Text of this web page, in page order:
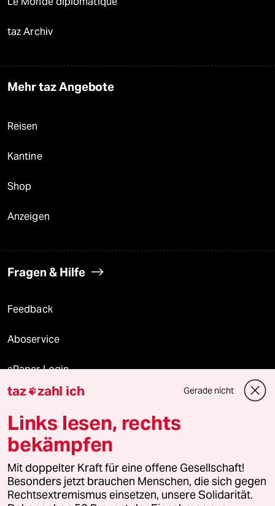
taz Archiv
Mehr taz Angebote
Reisen
Kantine
Shop
Anzeigen
Fragen & Hilfe
Feedback
Aboservice
ePaper Login
Downloads für Abonnierende
© 2026 taz Verlags und Vertriebs GmbH
Alle Rechte vorbehalten. Bei rechtlichen Fragen oder für Genehmigungen
wenden Sie sich bitte an
lizenzen@taz.de
taz zahl ich Gerade nicht
Links lesen, rechts
bekämpfen
Mit doppelter Kraft für eine offene Gesellschaft!
Besonders jetzt brauchen Menschen, die sich gegen
Rechtsextremismus einsetzen, unsere Solidarität.